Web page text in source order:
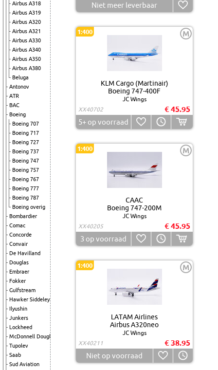
Airbus A318
Airbus A319
Airbus A320
Airbus A321
Airbus A330
Airbus A340
Airbus A350
Airbus A380
Beluga
Antonov
ATR
BAC
Boeing
Boeing 707
Boeing 717
Boeing 727
Boeing 737
Boeing 747
Boeing 757
Boeing 767
Boeing 777
Boeing 787
Boeing overig
Bombardier
Comac
Concorde
Convair
De Havilland
Douglas
Embraer
Fokker
Gulfstream
Hawker Siddeley
Ilyushin
Junkers
Lockheed
McDonnell Douglas
Tupolev
Saab
Sud Aviation
Niet meer leverbaar
1:400 M
KLM Cargo (Martinair)
Boeing 747-400F
JC Wings
XX40702
€ 45.95
5+ op voorraad
1:400 M
CAAC
Boeing 747-200M
JC Wings
XX40205
€ 45.95
3 op voorraad
1:400 M
LATAM Airlines
Airbus A320neo
JC Wings
XX40211
€ 38.95
Niet op voorraad